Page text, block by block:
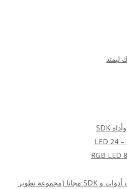
NFC RFID قارئ الكاتب أدوات و SDK مجانا (مجموعة تطوير